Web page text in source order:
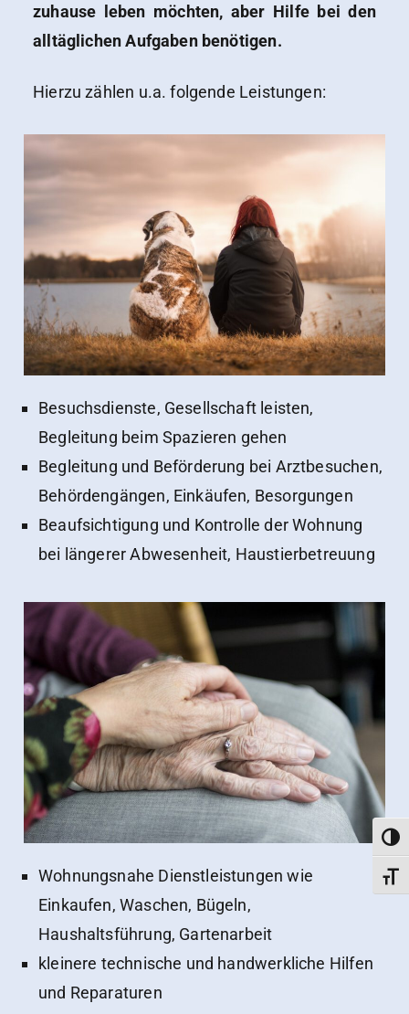
zuhause leben möchten, aber Hilfe bei den
alltäglichen Aufgaben benötigen.
Hierzu zählen u.a. folgende Leistungen:
Besuchsdienste, Gesellschaft leisten,
Begleitung beim Spazieren gehen
Begleitung und Beförderung bei Arztbesuchen,
Behördengängen, Einkäufen, Besorgungen
Beaufsichtigung und Kontrolle der Wohnung
bei längerer Abwesenheit, Haustierbetreuung
Wohnungs­nahe Dienstleistungen wie
Einkaufen, Waschen, Bügeln,
Haushaltsführung, Gartenarbeit
kleinere technische und handwerkliche Hilfen
und Reparaturen